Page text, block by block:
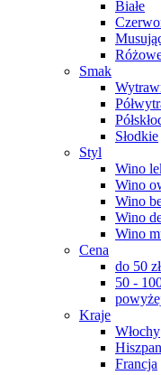
Białe
Smak
Słodkie
Styl
Wino
Wino
Wino
Wino
Wino
Cena
do 50 zł
50 -
Kraje
Włochy
Francja